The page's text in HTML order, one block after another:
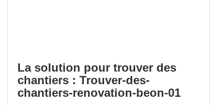
La solution pour trouver des
chantiers : Trouver-des-
chantiers-renovation-beon-01